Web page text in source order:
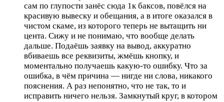
сам по глупости занёс сюда 1к баксов, повёлся на
красивую вывеску и обещания, а в итоге оказался в
чистом скаме, из которого теперь не вытащить ни
цента. Сижу и не понимаю, что вообще делать
дальше. Подаёшь заявку на вывод, аккуратно
вбиваешь все реквизиты, жмёшь кнопку, и
моментально получаешь какую-то ошибку. Что за
ошибка, в чём причина — нигде ни слова, никакого
пояснения. А раз непонятно, что не так, то и
исправить ничего нельзя. Замкнутый круг, в котором